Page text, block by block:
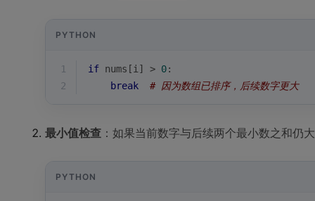
PYTHON
1 if nums[i] > 0:
2
break # 因为数组已排序，后续数字更大
最小值检查 ：如果当前数字与后续两个最小数之和仍
PYTHON